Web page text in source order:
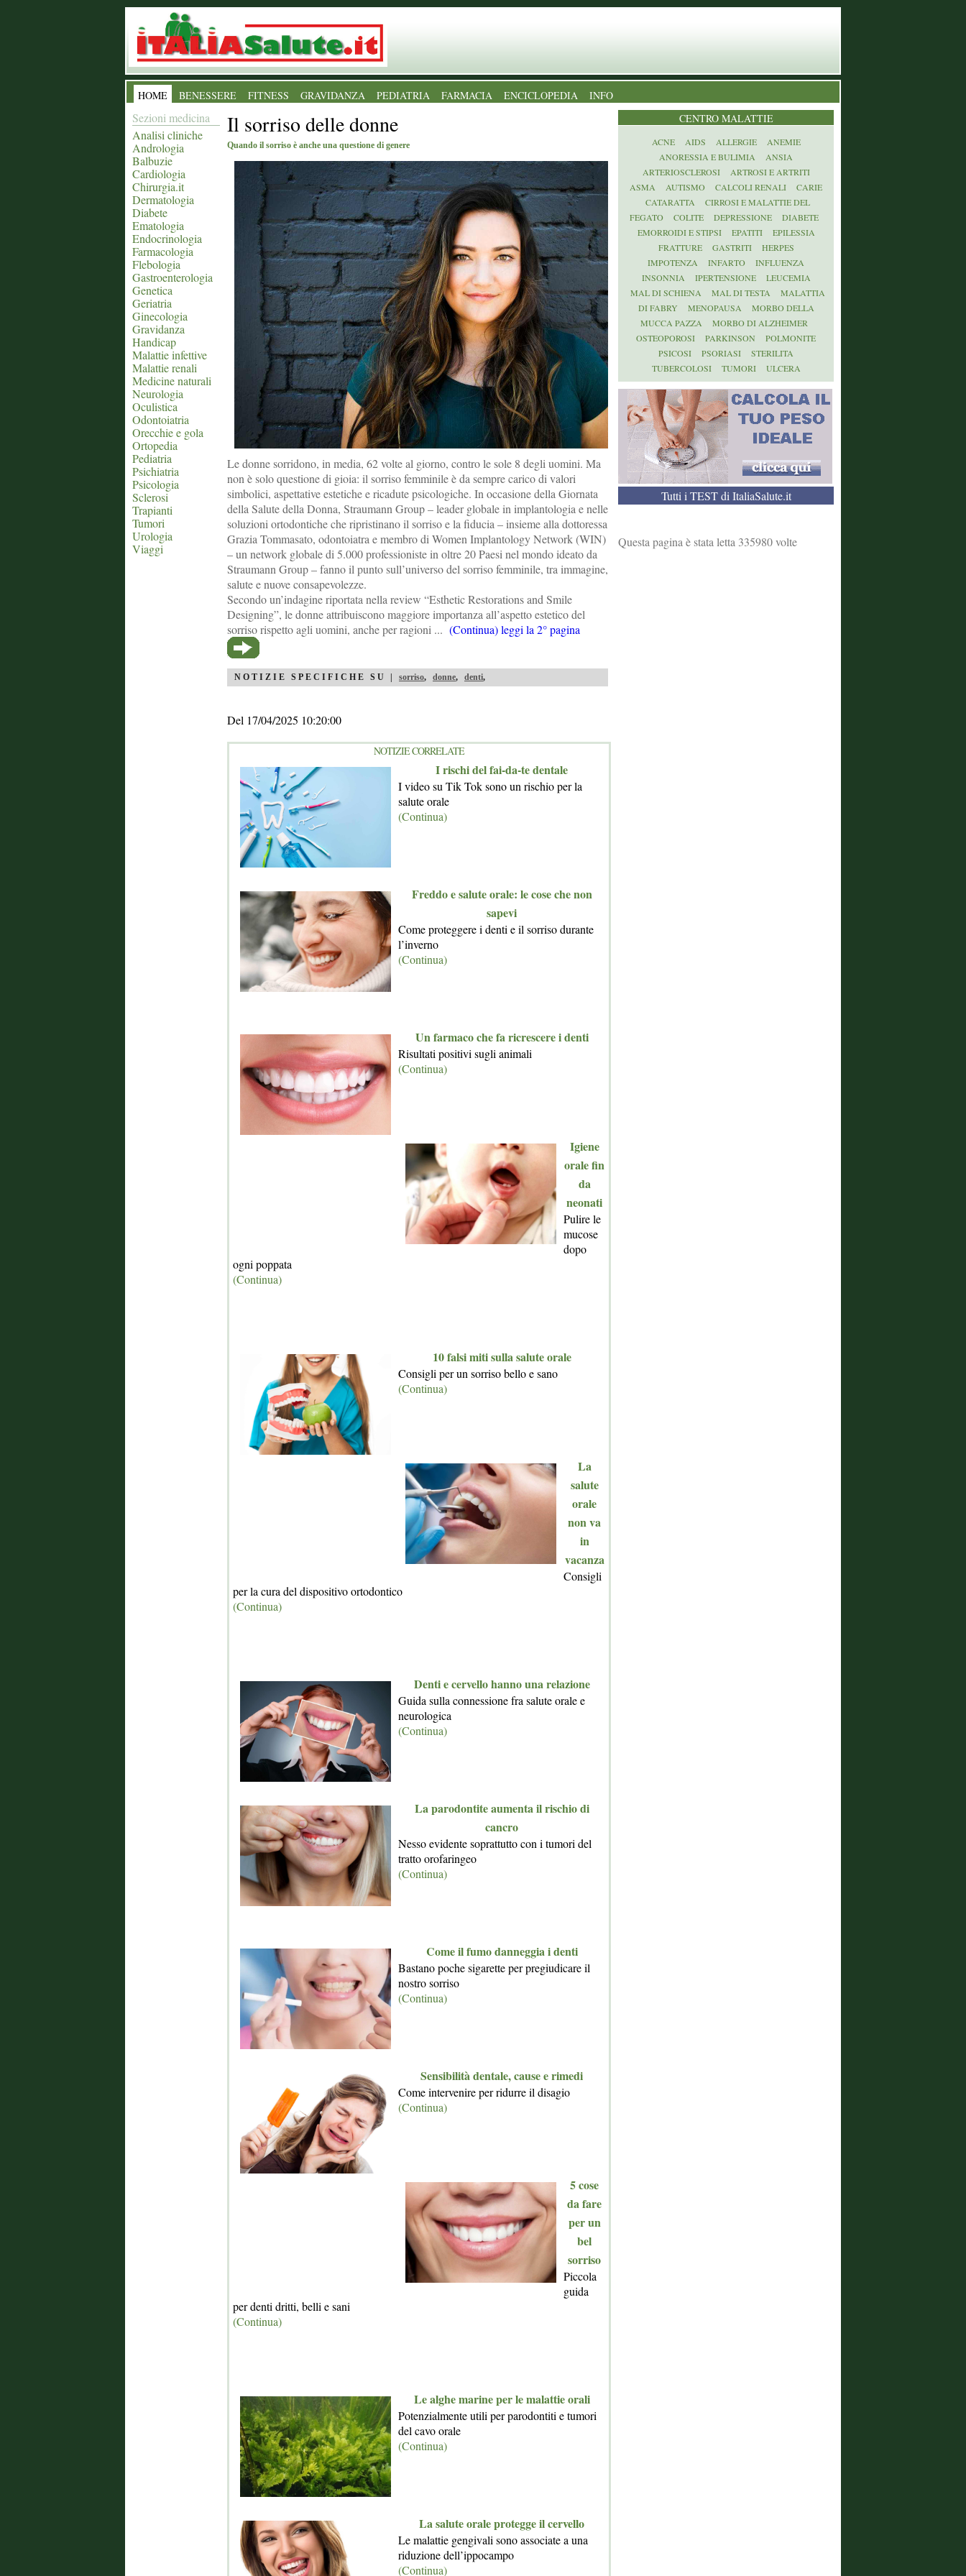
HOME BENESSERE FITNESS GRAVIDANZA PEDIATRIA FARMACIA ENCICLOPEDIA INFO
Sezioni medicina
Analisi cliniche
Andrologia
Balbuzie
Cardiologia
Chirurgia.it
Dermatologia
Diabete
Ematologia
Endocrinologia
Farmacologia
Flebologia
Gastroenterologia
Genetica
Geriatria
Ginecologia
Gravidanza
Handicap
Malattie infettive
Malattie renali
Medicine naturali
Neurologia
Oculistica
Odontoiatria
Orecchie e gola
Ortopedia
Pediatria
Psichiatria
Psicologia
Sclerosi
Trapianti
Tumori
Urologia
Viaggi
Il sorriso delle donne
Quando il sorriso è anche una questione di genere
Le donne sorridono, in media, 62 volte al giorno, contro le sole 8 degli uomini. Ma
non è solo questione di gioia: il sorriso femminile è da sempre carico di valori
simbolici, aspettative estetiche e ricadute psicologiche. In occasione della Giornata
della Salute della Donna, Straumann Group – leader globale in implantologia e nelle
soluzioni ortodontiche che ripristinano il sorriso e la fiducia – insieme alla dottoressa
Grazia Tommasato, odontoiatra e membro di Women Implantology Network (WIN)
– un network globale di 5.000 professioniste in oltre 20 Paesi nel mondo ideato da
Straumann Group – fanno il punto sull’universo del sorriso femminile, tra immagine,
salute e nuove consapevolezze.
Secondo un’indagine riportata nella review “Esthetic Restorations and Smile
Designing”, le donne attribuiscono maggiore importanza all’aspetto estetico del
sorriso rispetto agli uomini, anche per ragioni ... (Continua) leggi la 2° pagina
NOTIZIE SPECIFICHE SU | sorriso, donne, denti,
Del 17/04/2025 10:20:00
NOTIZIE CORRELATE
I rischi del fai-da-te dentale
I video su Tik Tok sono un rischio per la
salute orale
(Continua)
Freddo e salute orale: le cose che non
sapevi
Come proteggere i denti e il sorriso durante
l’inverno
(Continua)
Un farmaco che fa ricrescere i denti
Risultati positivi sugli animali
(Continua)
Igiene
orale fin
da
neonati
Pulire le
mucose
dopo
ogni poppata
(Continua)
10 falsi miti sulla salute orale
Consigli per un sorriso bello e sano
(Continua)
La
salute
orale
non va
in
vacanza
Consigli
per la cura del dispositivo ortodontico
(Continua)
Denti e cervello hanno una relazione
Guida sulla connessione fra salute orale e
neurologica
(Continua)
La parodontite aumenta il rischio di
cancro
Nesso evidente soprattutto con i tumori del
tratto orofaringeo
(Continua)
Come il fumo danneggia i denti
Bastano poche sigarette per pregiudicare il
nostro sorriso
(Continua)
Sensibilità dentale, cause e rimedi
Come intervenire per ridurre il disagio
(Continua)
5 cose
da fare
per un
bel
sorriso
Piccola
guida
per denti dritti, belli e sani
(Continua)
Le alghe marine per le malattie orali
Potenzialmente utili per parodontiti e tumori
del cavo orale
(Continua)
La salute orale protegge il cervello
Le malattie gengivali sono associate a una
riduzione dell’ippocampo
(Continua)
CENTRO MALATTIE
ACNE AIDS ALLERGIE
ANEMIE
ANORESSIA E BULIMIA
ANSIA
ARTERIOSCLEROSI
ARTROSI E ARTRITI
ASMA
AUTISMO CALCOLI RENALI
CARIE
CATARATTA
CIRROSI E MALATTIE DEL
FEGATO
COLITE DEPRESSIONE
DIABETE
EMORROIDI E STIPSI
EPATITI
EPILESSIA
FRATTURE
GASTRITI
HERPES
IMPOTENZA
INFARTO
INFLUENZA
INSONNIA
IPERTENSIONE
LEUCEMIA
MAL DI SCHIENA
MAL DI TESTA
MALATTIA
DI FABRY
MENOPAUSA
MORBO DELLA
MUCCA PAZZA
MORBO DI ALZHEIMER
OSTEOPOROSI
PARKINSON
POLMONITE
PSICOSI
PSORIASI
STERILITA
TUBERCOLOSI
TUMORI ULCERA
Tutti i TEST di ItaliaSalute.it
Questa pagina è stata letta 335980 volte